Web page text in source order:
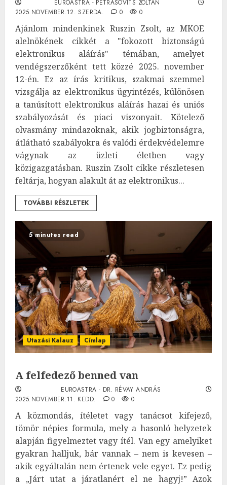
EUROASTRA - PETRÁSOVITS ZOLTÁN
2025.NOVEMBER.12. SZERDA.
0 0
Ajánlom mindenkinek Ruszin Zsolt, az MKOE
alelnökének cikkét a "fokozott biztonságú
elektronikus aláírás" témában, amelyet
vendégszerzőként tett közzé 2025. november
12-én. Ez az írás kritikus, szakmai szemmel
vizsgálja az elektronikus ügyintézés, különösen
a tanúsított elektronikus aláírás hazai és uniós
szabályozását és piaci viszonyait. Kötelező
olvasmány mindazoknak, akik jogbiztonságra,
átlátható szabályokra és valódi érdekvédelemre
vágynak az üzleti életben vagy
közigazgatásban. Ruszin Zsolt cikke részletesen
feltárja, hogyan alakult át az elektronikus...
TOVÁBBI RÉSZLETEK
5 minutes read
Utazási Kalauz Címlap
A felfedező benned van
EUROASTRA - DR. RÉVAY ANDRÁS
2025.NOVEMBER.11. KEDD.
0 0
A közmondás, ítéletet vagy tanácsot kifejező,
tömör népies formula, mely a hasonló helyzetek
alapján figyelmeztet vagy ítél. Van egy amelyiket
gyakran halljuk, bár vannak – nem is kevesen –
akik egyáltalán nem értenek vele egyet. Ez pedig
a „Járt utat a járatlanért el ne hagyj!” Azok